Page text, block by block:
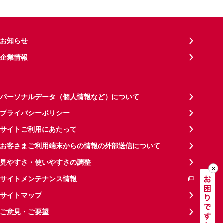
お知らせ
企業情報
パーソナルデータ（個人情報など）について
プライバシーポリシー
サイトご利用にあたって
お客さまご利用端末からの情報の外部送信について
見やすさ・使いやすさの調整
サイトメンテナンス情報
サイトマップ
ご意見・ご要望